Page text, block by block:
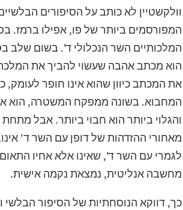
וולקשטיין לא כותב על הסיפורים
המפורסמים ביותר של פו, אפילו ברמז.
המלכותיים השר הנכלולי ד'. בשום שלב
הוא מכתב אהבה שעשוי להביך את
את המכתב כיוון שהוא אינו חופר
המחבוא. בשונה ממפקח המשטרה, הוא
והגלוי ביותר הוא חבוי ביותר. אבל
מאחורי ההזדהות של דופן עם השר ד'
לגמרי עם השר ד', שאינו אלא אחיו
מחשבה אנליטית, נמצאת נקמה אישית.
כך, דווקא הנוסחתיות של הסיפור